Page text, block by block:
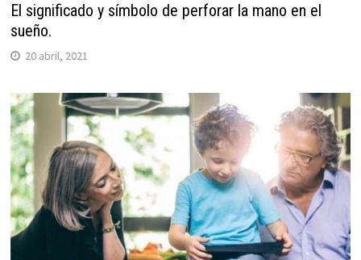
El significado y símbolo de perforar la mano en el
sueño.
20 abril, 2021